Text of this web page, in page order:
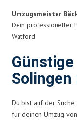
Umzugsmeister
Dein professioneller
Watford
Du bist auf der Suche
für deinen Umzug